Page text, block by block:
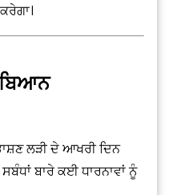
ਬਿਆਨ
ਲੜੀ ਦੇ ਆਖਰੀ ਦਿਨ
ਬਾਰੇ ਕਈ ਧਾਰਨਾਵਾਂ ਨੂੰ